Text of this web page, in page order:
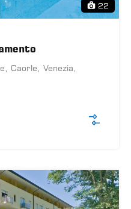
22
Caorle, Venezia,